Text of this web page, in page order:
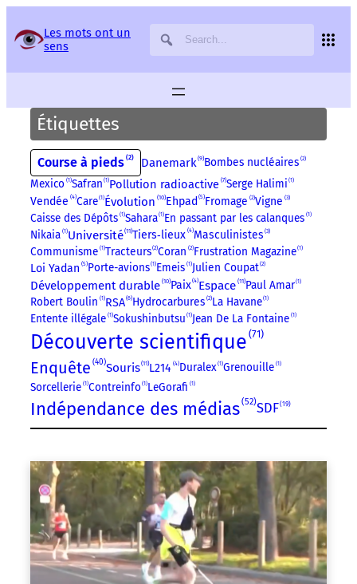
Les mots ont un
sens
Étiquettes
Course à pieds 2 Danemark 9 Bombes nucléaires 2
Mexico 1 Safran 1 Pollution radioactive 7 Serge Halimi 1
Vendée 4 Care 1 Évolution 10 Ehpad 5 Fromage 2 Vigne 3
Caisse des Dépôts 1 Sahara 1 En passant par les calanques 1
Nikaia 1 Université 11 Tiers‑lieux 4 Masculinistes 3
Communisme 1 Tracteurs 2 Coran 2 Frustration Magazine 1
Loi Yadan 5 Porte-avions 1 Emeis 1 Julien Coupat 2
Développement durable 10 Paix 4 Espace 11 Paul Amar 1
Robert Boulin 1 RSA 6 Hydrocarbures 2 La Havane 1
Entente illégale 1 Sokushinbutsu 1 Jean De La Fontaine 1
Découverte scientifique 71
Enquête 40 Souris 11 L214 4 Duralex 1 Grenouille 1
Sorcellerie 1 Contreinfo 1 LeGorafi 1
Indépendance des médias 52 SDF 19
Panneau de gestion des services